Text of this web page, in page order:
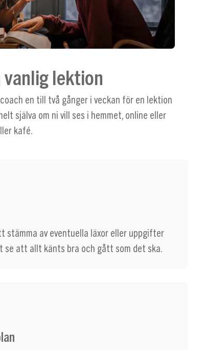
vanlig lektion
en till två gånger i veckan för en lektion
själva om ni vill ses i hemmet, online eller
kafé.
stämma av eventuella läxor eller uppgifter
att allt känts bra och gått som det ska.